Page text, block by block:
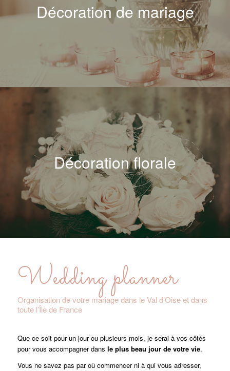
Décoration de mariage
Décoration florale
Wedding planner
Organisation de votre mariage dans le Val d’Oise et dans
toute l’Île de France
Que ce soit pour un jour ou plusieurs mois, je serai à vos côtés
pour vous accompagner dans le plus beau jour de votre vie.
Vous ne savez pas par où commencer ni à qui vous adresser,